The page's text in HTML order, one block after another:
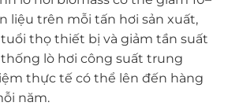
liệu trên mỗi tấn hơi sản xuất,
thọ thiết bị và giảm tần suất
lò hơi công suất trung
thực tế có thể lên đến hàng
năm.